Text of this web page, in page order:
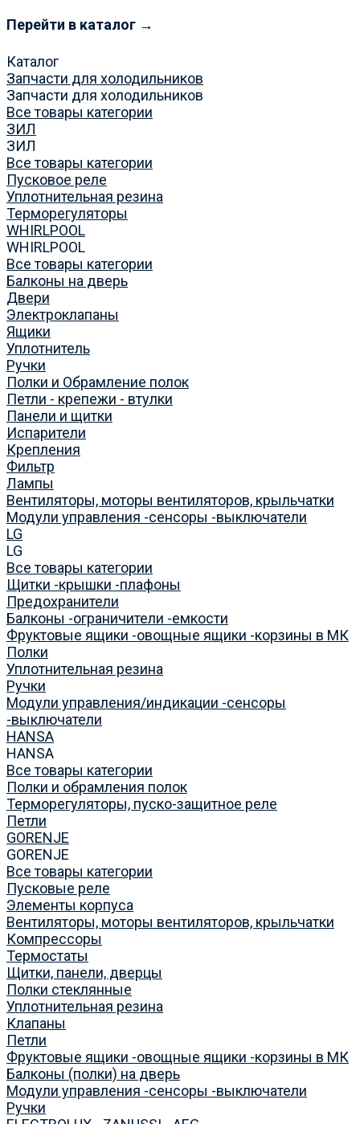
Перейти в каталог →
Каталог
Запчасти для холодильников
Запчасти для холодильников
Все товары категории
ЗИЛ
ЗИЛ
Все товары категории
Пусковое реле
Уплотнительная резина
Терморегуляторы
WHIRLPOOL
WHIRLPOOL
Все товары категории
Балконы на дверь
Двери
Электроклапаны
Ящики
Уплотнитель
Ручки
Полки и Обрамление полок
Петли - крепежи - втулки
Панели и щитки
Испарители
Крепления
Фильтр
Лампы
Вентиляторы, моторы вентиляторов, крыльчатки
Модули управления -сенсоры -выключатели
LG
LG
Все товары категории
Щитки -крышки -плафоны
Предохранители
Балконы -ограничители -емкости
Фруктовые ящики -овощные ящики -корзины в МК
Полки
Уплотнительная резина
Ручки
Модули управления/индикации -сенсоры
-выключатели
HANSA
HANSA
Все товары категории
Полки и обрамления полок
Терморегуляторы, пуско-защитное реле
Петли
GORENJE
GORENJE
Все товары категории
Пусковые реле
Элементы корпуса
Вентиляторы, моторы вентиляторов, крыльчатки
Компрессоры
Термостаты
Щитки, панели, дверцы
Полки стеклянные
Уплотнительная резина
Клапаны
Петли
Фруктовые ящики -овощные ящики -корзины в МК
Балконы (полки) на дверь
Модули управления -сенсоры -выключатели
Ручки